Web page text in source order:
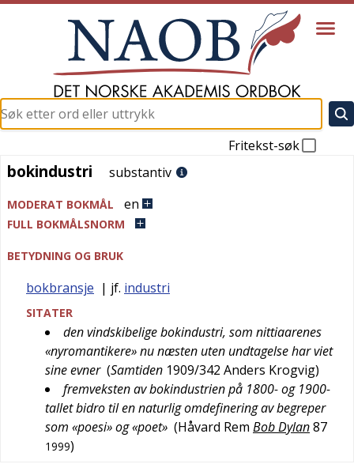
Fritekst-søk
bokindustri
bokindustri substantiv
MODERAT BOKMÅL en
FULL BOKMÅLSNORM
BETYDNING OG BRUK
bokbransje | jf. industri
SITATER
den vindskibelige bokindustri, som nittiaarenes
«nyromantikere» nu næsten uten undtagelse har viet
sine evner (Samtiden 1909/342 Anders Krogvig)
fremveksten av bokindustrien på 1800- og 1900-
tallet bidro til en naturlig omdefinering av begreper
som «poesi» og «poet» (Håvard Rem Bob Dylan87
1999)